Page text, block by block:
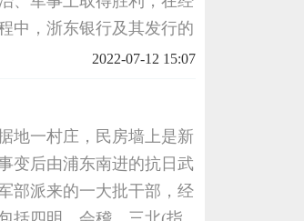
中，浙东银行及其发行的
诞生。从建立银行发行货
2022-07-12 15:07
地一村庄，民房墙上是新
变后由浦东南进的抗日武
部派来的一大批干部，经